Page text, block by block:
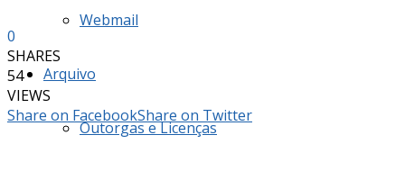
Webmail
Arquivo
Outorgas e Licenças
0
SHARES
54
VIEWS
Share on FacebookShare on Twitter